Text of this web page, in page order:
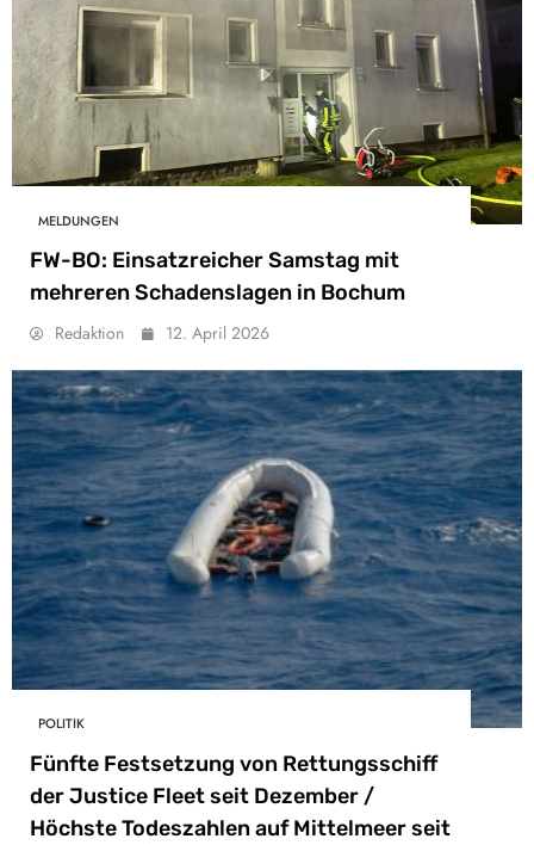
MELDUNGEN
FW-BO: Einsatzreicher Samstag mit
mehreren Schadenslagen in Bochum
Redaktion 12. April 2026
POLITIK
Fünfte Festsetzung von Rettungsschiff
der Justice Fleet seit Dezember /
Höchste Todeszahlen auf Mittelmeer seit